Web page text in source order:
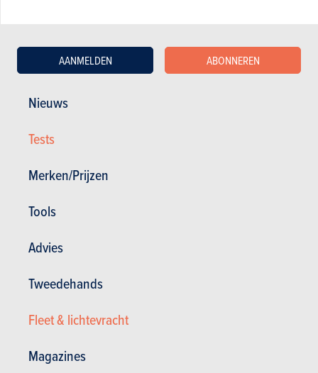
Nieuws
Tests
Merken/Prijzen
Tools
Advies
Tweedehands
Fleet & lichtevracht
Magazines
AANMELDEN ABONNEREN
in stock
Tweedehands
Tests